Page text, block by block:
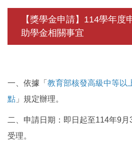
關於我們
未來學生
在校須知
國際鏈結
【獎學金申請】114學年度
助學金相關事宜
一、依據「 教育部核發高級中等以
點 」規定辦理。
二、申請日期：即日起至114年9
受理。